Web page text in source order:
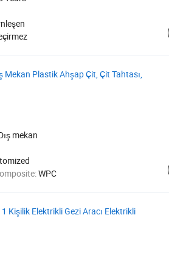
Mekan Plastik Ahşap Çit, Çit Tahtası,
mekan
WPC
Kişilik Elektrikli Gezi Aracı Elektrikli